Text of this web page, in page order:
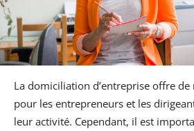
La domiciliation d’entreprise offre
pour les entrepreneurs et les
leur activité. Cependant, il est